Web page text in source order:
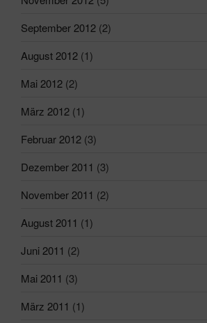
September 2012 (2)
August 2012 (1)
Mai 2012 (2)
März 2012 (1)
Februar 2012 (3)
Dezember 2011 (3)
November 2011 (2)
August 2011 (1)
Juni 2011 (2)
Mai 2011 (3)
März 2011 (1)